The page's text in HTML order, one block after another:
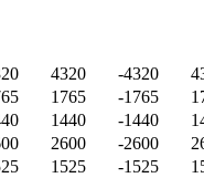
4320 -4320
1765 -1765
1440 -1440
2600 -2600
1525 -1525